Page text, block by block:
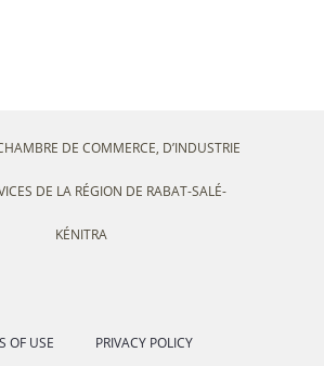
DE COMMERCE, D’INDUSTRIE
DE LA RÉGION DE RABAT-SALÉ-
KÉNITRA
OF USE PRIVACY POLICY